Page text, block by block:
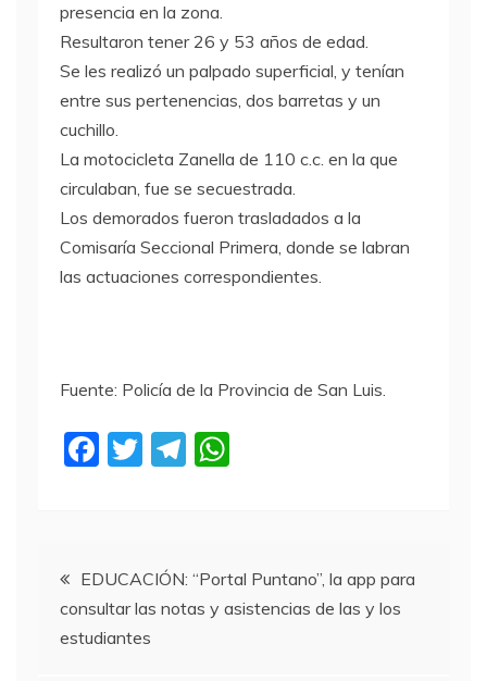
presencia en la zona.
Resultaron tener 26 y 53 años de edad.
Se les realizó un palpado superficial, y tenían
entre sus pertenencias, dos barretas y un
cuchillo.
La motocicleta Zanella de 110 c.c. en la que
circulaban, fue se secuestrada.
Los demorados fueron trasladados a la
Comisaría Seccional Primera, donde se labran
las actuaciones correspondientes.
Fuente: Policía de la Provincia de San Luis.
F
b
o
o
T
T
a
m
A
p
Navegación
de
EDUCACIÓN: “Portal Puntano”, la app para
consultar las notas y asistencias de las y los
estudiantes